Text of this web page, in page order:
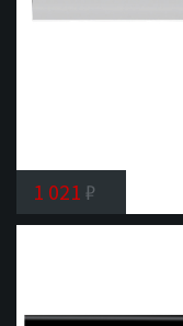
1 021 ₽
Гибкий